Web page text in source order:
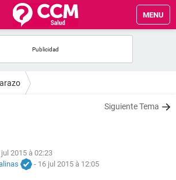
MENU
Siguiente Tema
2015 à 02:23
- 16 jul 2015 à 12:05